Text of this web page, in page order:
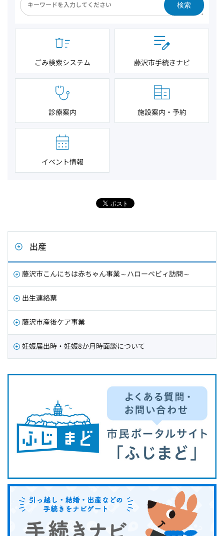
検索
ごみ検索システム 藤沢市手続きナビ
診療案内 施設案内・予約
イベント情報
出産
藤沢市こんにちは赤ちゃん事業～ハローベビィ訪問～
出生連絡票
藤沢市産後ケア事業
妊娠届出時・妊娠8か月時面談について